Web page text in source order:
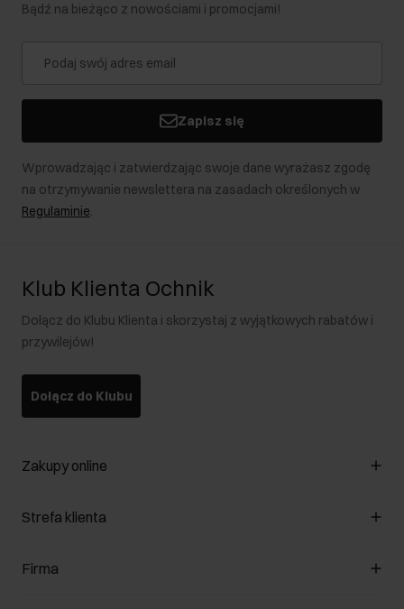
Bądź na bieżąco z nowościami i promocjami!
Zapisz się
Wprowadzając i zatwierdzając swoje dane wyrażasz zgodę
na otrzymywanie newslettera na zasadach określonych w
Regulaminie.
Klub Klienta Ochnik
Dołącz do Klubu Klienta i skorzystaj z wyjątkowych rabatów i
przywilejów!
Dołącz do Klubu
Zakupy online
Zarządzaj cookies
Formy płatności
Strefa klienta
Klub Klienta
Firma